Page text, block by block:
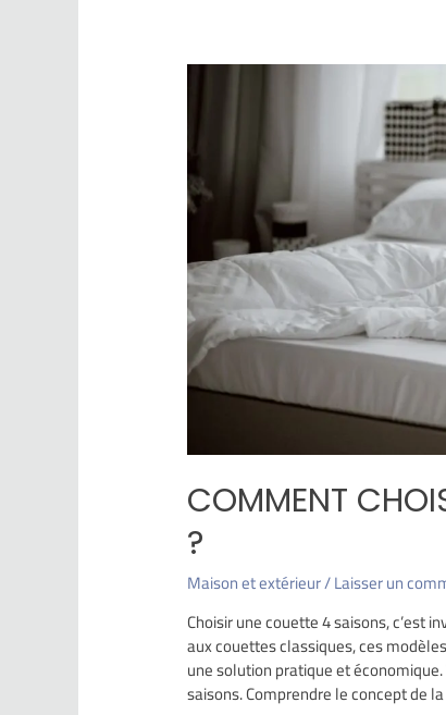
COMMENT
?
Maison et extérieur/Laisser un
Choisir une couette 4 saisons, c’est
aux couettes classiques, ces
une solution pratique et
saisons. Comprendre le concept de